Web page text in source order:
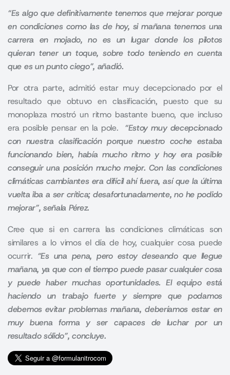
“Es algo que definitivamente tenemos que mejorar porque
en condiciones como las de hoy, si mañana tenemos una
carrera en mojado, no es un lugar donde los pilotos
quieran tener un toque, sobre todo teniendo en cuenta
que es un punto ciego”, añadió.
Por otra parte, admitió estar muy decepcionado por el
resultado que obtuvo en clasificación, puesto que su
monoplaza mostró un ritmo bastante bueno, que incluso
era posible pensar en la pole. “Estoy muy decepcionado
con nuestra clasificación porque nuestro coche estaba
funcionando bien, había mucho ritmo y hoy era posible
conseguir una posición mucho mejor. Con las condiciones
climáticas cambiantes era difícil ahí fuera, así que la última
vuelta iba a ser crítica; desafortunadamente, no he podido
mejorar”, señala Pérez.
Cree que si en carrera las condiciones climáticas son
similares a lo vimos el día de hoy, cualquier cosa puede
ocurrir. “Es una pena, pero estoy deseando que llegue
mañana, ya que con el tiempo puede pasar cualquier cosa
y puede haber muchas oportunidades. El equipo está
haciendo un trabajo fuerte y siempre que podamos
debemos evitar problemas mañana, deberíamos estar en
muy buena forma y ser capaces de luchar por un
resultado sólido”, concluye.